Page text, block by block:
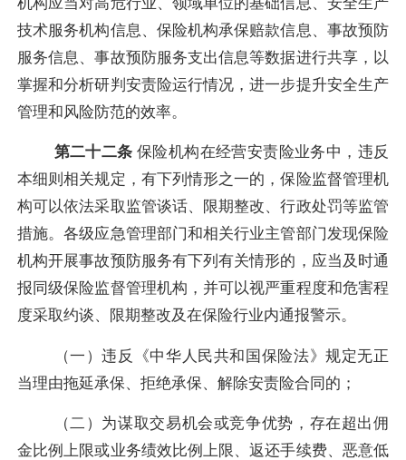
技术服务机构信息、保险机构承保赔款信息、 事故预防
服务信息、事故预防服务支出信息等数据进行共享，以
掌握和分析研判安责险运行情况，进一步提升安全生产
管理和风险防范的效率。
第二十二条 保险机构在经营安责险业务中，违反
本细则相关规定，有下列情形之一的，保险监督管理机
构可以依法采取监管谈话、限期整改、行政处罚等监管
措施。各级应急管理部门和相关行业主管部门发现保险
机构开展事故预防服务有下列有关情形的，应当及时通
报同级保险监督管理机构，并可以视严重程度和危害程
度采取约谈、限期整改及在保险行业内通报警示。
（一）违反《中华人民共和国保险法》规定无正
当理由拖延承保、拒绝承保、解除安责险合同的；
（二）为谋取交易机会或竞争优势，存在超出佣
金比例上限或业务绩效比例上限、返还手续费、恶意低